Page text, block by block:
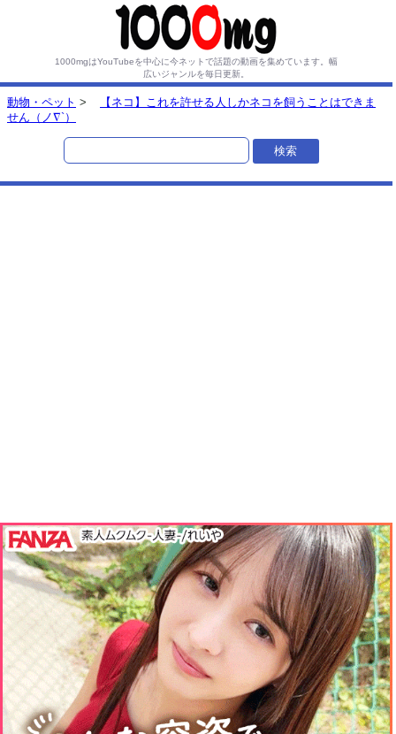
1000mgはYouTubeを中心に今ネットで話題の動画を集めています。 幅
広いジャンルを毎日更新。
動物・ペット >
【ネコ】これを許せる人しかネコを飼うことはできま
せん（ノ∇`）